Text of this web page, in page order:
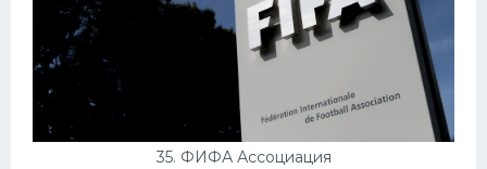
35. ФИФА Ассоциация